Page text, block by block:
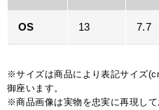
OS 13 7.7
※サイズは商品により表記サイズ
御座います。
※商品画像は実物を忠実に再現し